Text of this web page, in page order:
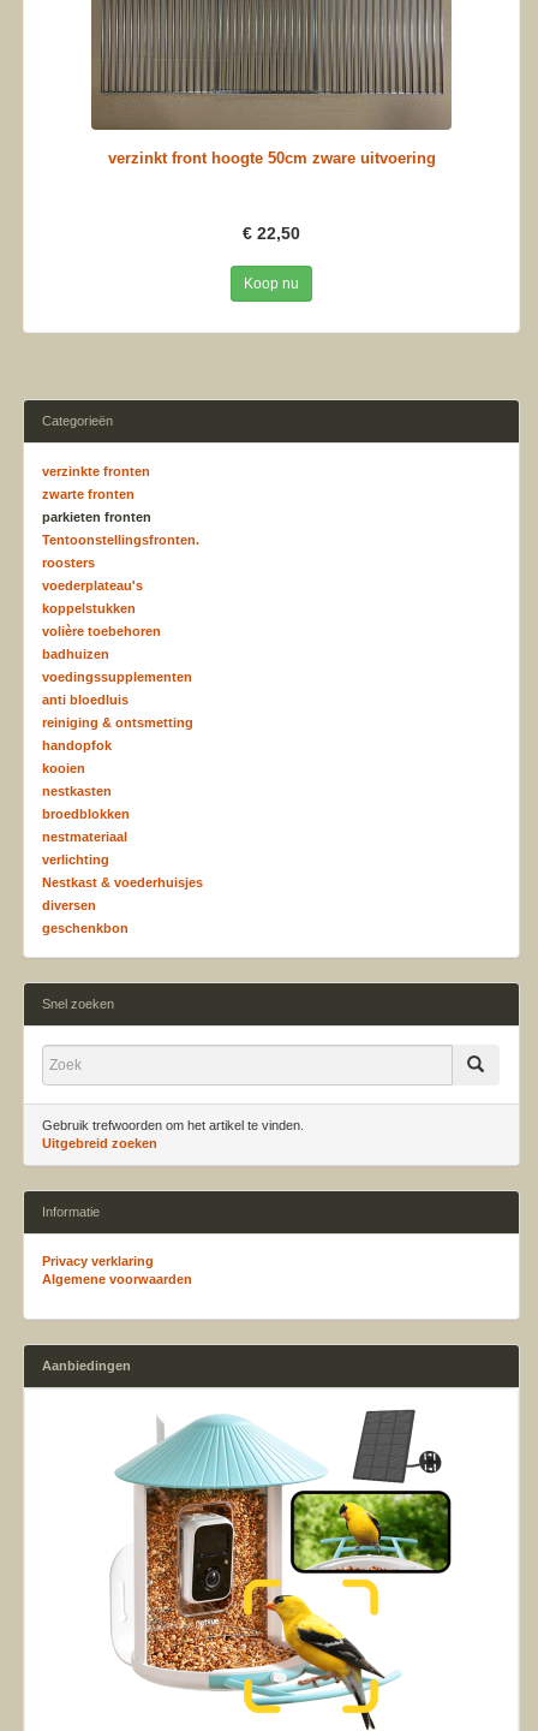
verzinkt front hoogte 50cm zware uitvoering
€ 22,50
Koop nu
Categorieën
verzinkte fronten
zwarte fronten
parkieten fronten
Tentoonstellingsfronten.
roosters
voederplateau's
koppelstukken
volière toebehoren
badhuizen
voedingssupplementen
anti bloedluis
reiniging & ontsmetting
handopfok
kooien
nestkasten
broedblokken
nestmateriaal
verlichting
Nestkast & voederhuisjes
diversen
geschenkbon
Snel zoeken
Gebruik trefwoorden om het artikel te vinden.
Uitgebreid zoeken
Informatie
Privacy verklaring
Algemene voorwaarden
Aanbiedingen